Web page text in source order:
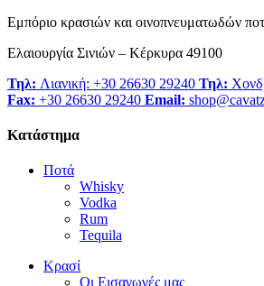
Εμπόριο κρασιών και οινοπνευματωδών
Ελαιουργία Σινιών – Κέρκυρα 49100
Τηλ: Λιανική: +30 26630 29240 Τηλ:
Fax: +30 26630 29240 Email:
Κατάστημα
Ποτά
Whisky
Vodka
Rum
Tequila
Κρασί
Οι Εισαγωγές μας